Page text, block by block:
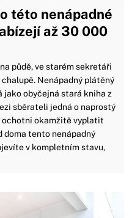
této nenápadné
až 30 000
půdě, ve starém sekretáři
Nenápadný plátěný
jako obyčejná stará kniha z
sběrateli jedná o naprostý
ochotni okamžitě vyplatit
doma tento nenápadný
v kompletním stavu,